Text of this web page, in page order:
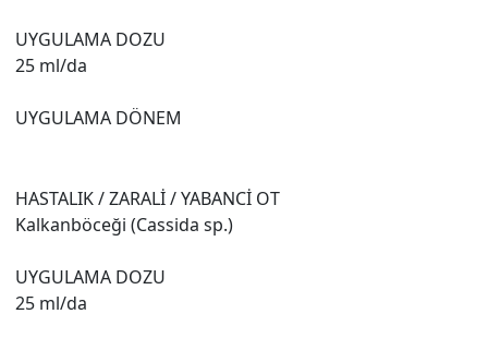
UYGULAMA DOZU
25 ml/da
UYGULAMA DÖNEM
HASTALIK / ZARALİ / YABANCİ OT
Kalkanböceği (Cassida sp.)
UYGULAMA DOZU
25 ml/da